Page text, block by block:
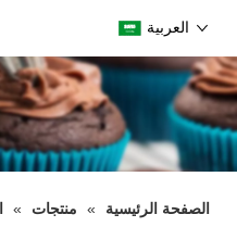
العربية
الصفحة الرئيسية » منتجات »